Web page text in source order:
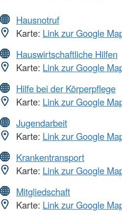
Hausnotruf
Karte: Link zur Google
Hauswirtschaftliche Hilfen
Karte: Link zur Google
Hilfe bei der Körperpflege
Karte: Link zur Google
Jugendarbeit
Karte: Link zur Google
Krankentransport
Karte: Link zur Google
Mitgliedschaft
Karte: Link zur Google